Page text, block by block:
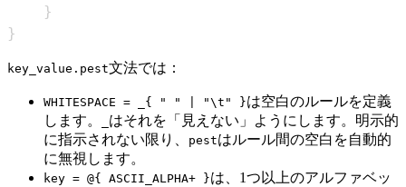
}
}
key_value.pest文法では：
WHITESPACE = _{ " " | "\t" }は空白のルールを定義
します。
はそれを「見えない」ようにします。明示的
に指示されない限り、
pestはルール間の空白を自動的
に無視します。
key = @{ ASCII_ALPHA+ }は、1つ以上のアルファベッ